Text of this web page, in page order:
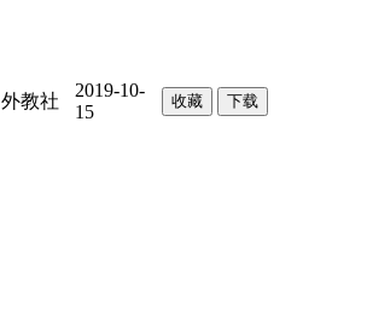
外教社
2019-10-
15
收藏 下载